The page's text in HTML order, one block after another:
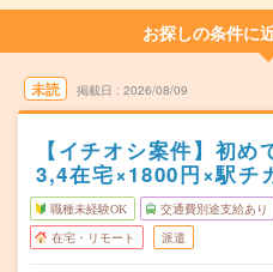
お探しの条件に
未読 掲載日 2026/08/09
【イチオシ案件】初
3,4在宅×1800円×駅チ
職種未経験OK 交通費別途支給あり
在宅・リモート 派遣